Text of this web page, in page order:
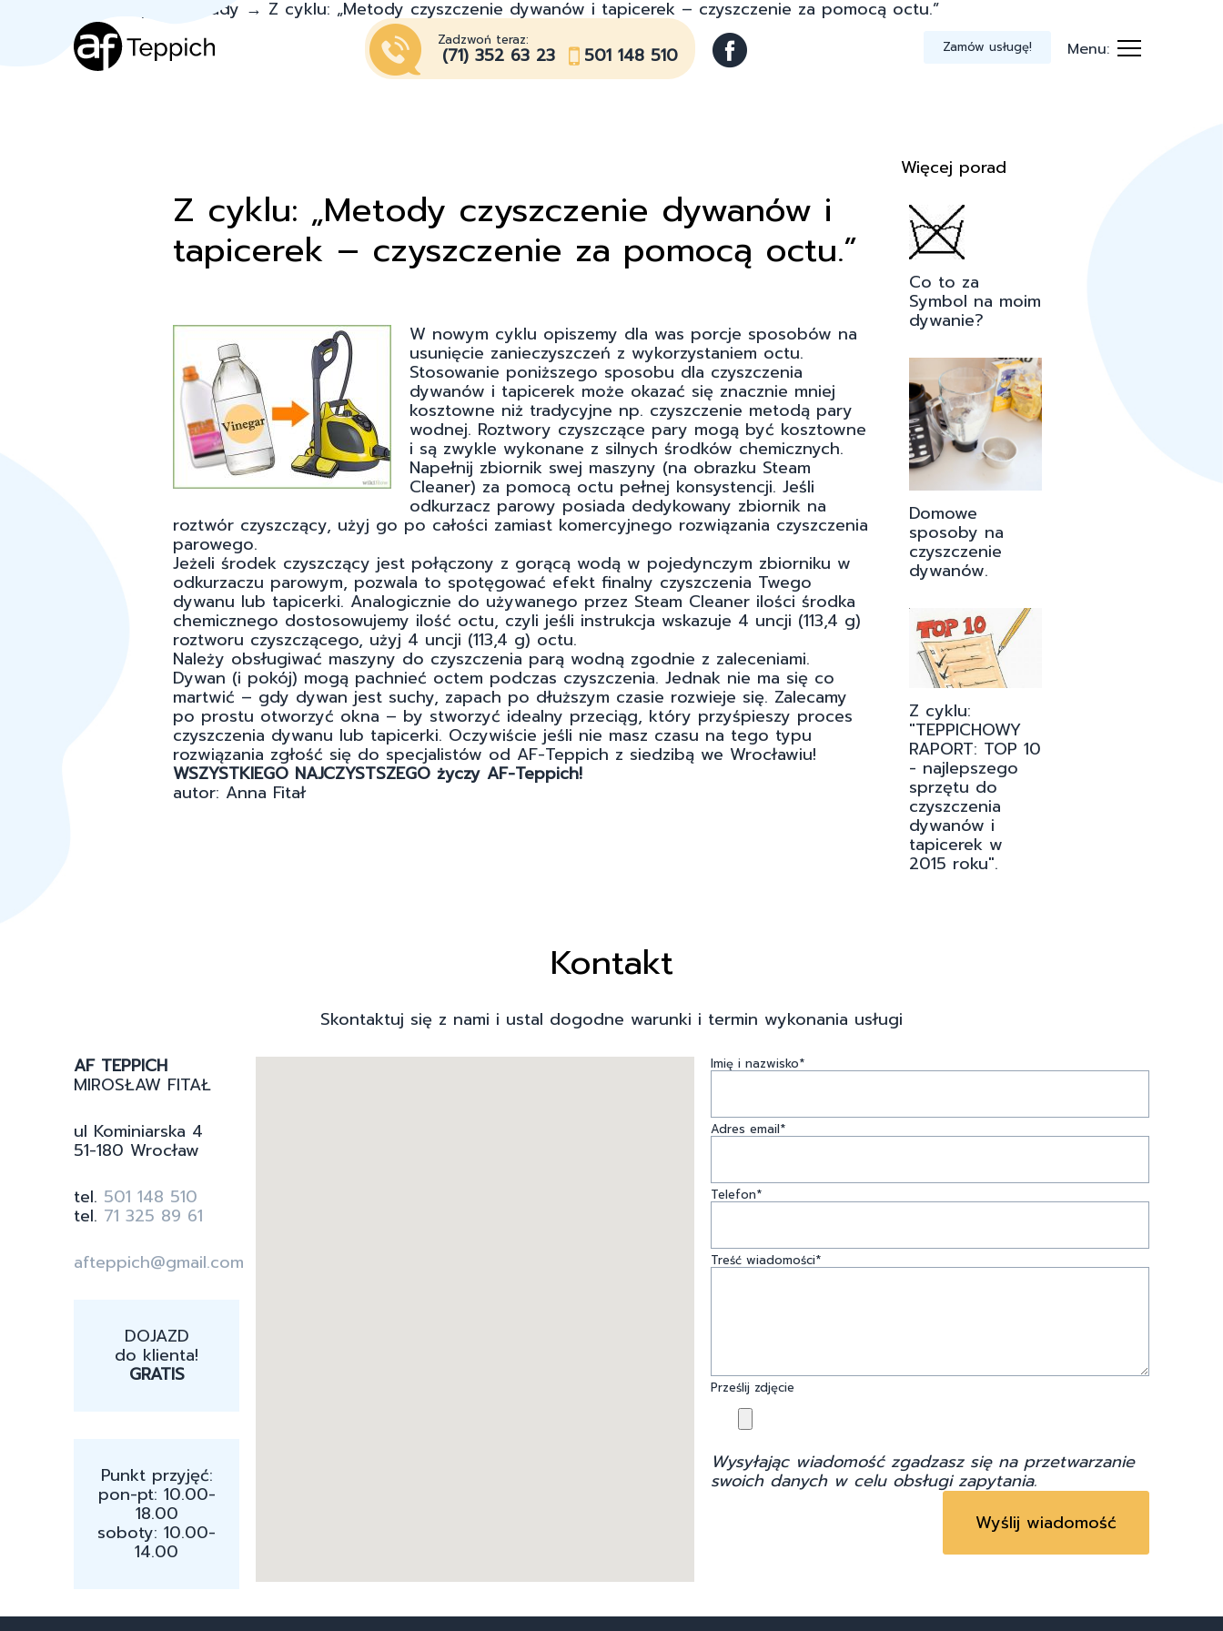
Zadzwoń teraz:
(71) 352 63 23 501 148 510 Zamów usługę! Menu:
Porady → Z cyklu: „Metody czyszczenie dywanów i tapicerek – czyszczenie za pomocą octu.”
Z cyklu: „Metody czyszczenie dywanów i
tapicerek – czyszczenie za pomocą octu.”
W nowym cyklu opiszemy dla was porcje sposobów na
usunięcie zanieczyszczeń z wykorzystaniem octu.
Stosowanie poniższego sposobu dla czyszczenia
dywanów i tapicerek może okazać się znacznie mniej
kosztowne niż tradycyjne np. czyszczenie metodą pary
wodnej. Roztwory czyszczące pary mogą być kosztowne
i są zwykle wykonane z silnych środków chemicznych.
Napełnij zbiornik swej maszyny (na obrazku Steam
Cleaner) za pomocą octu pełnej konsystencji. Jeśli
odkurzacz parowy posiada dedykowany zbiornik na
roztwór czyszczący, użyj go po całości zamiast komercyjnego rozwiązania czyszczenia
parowego.
Jeżeli środek czyszczący jest połączony z gorącą wodą w pojedynczym zbiorniku w
odkurzaczu parowym, pozwala to spotęgować efekt finalny czyszczenia Twego
dywanu lub tapicerki. Analogicznie do używanego przez Steam Cleaner ilości środka
chemicznego dostosowujemy ilość octu, czyli jeśli instrukcja wskazuje 4 uncji (113,4 g)
roztworu czyszczącego, użyj 4 uncji (113,4 g) octu.
Należy obsługiwać maszyny do czyszczenia parą wodną zgodnie z zaleceniami.
Dywan (i pokój) mogą pachnieć octem podczas czyszczenia. Jednak nie ma się co
martwić – gdy dywan jest suchy, zapach po dłuższym czasie rozwieje się. Zalecamy
po prostu otworzyć okna – by stworzyć idealny przeciąg, który przyśpieszy proces
czyszczenia dywanu lub tapicerki. Oczywiście jeśli nie masz czasu na tego typu
rozwiązania zgłość się do specjalistów od AF-Teppich z siedzibą we Wrocławiu!
WSZYSTKIEGO NAJCZYSTSZEGO życzy AF-Teppich!
autor: Anna Fitał
Więcej porad
Co to za
Symbol na moim
dywanie?
Domowe
sposoby na
czyszczenie
dywanów.
Z cyklu:
"TEPPICHOWY
RAPORT: TOP 10
- najlepszego
sprzętu do
czyszczenia
dywanów i
tapicerek w
2015 roku".
Kontakt
Skontaktuj się z nami i ustal dogodne warunki i termin wykonania usługi
AF TEPPICH
MIROSŁAW FITAŁ
ul Kominiarska 4
51-180 Wrocław
tel. 501 148 510
tel. 71 325 89 61
afteppich@gmail.com
DOJAZD
do klienta!
GRATIS
Punkt przyjęć:
pon-pt: 10.00-
18.00
soboty: 10.00-
14.00
Imię i nazwisko*
Adres email*
Telefon*
Treść wiadomości*
Prześlij zdjęcie
Wysyłając wiadomość zgadzasz się na przetwarzanie
swoich danych w celu obsługi zapytania.